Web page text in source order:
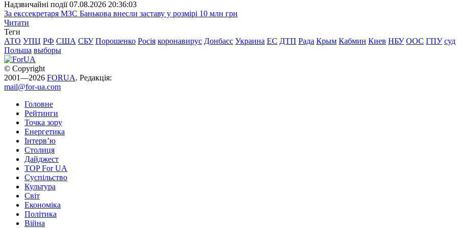
Надзвичайні події 07.08.2026 20:36:03
За екссекретаря МЗС Банькова внесли заставу у розмірі 10 млн грн
Читати
Теги
АТО УПЦ РФ США СБУ Порошенко Росія коронавирус Донбасс Украина ЕС ДТП Рада Крым Кабмин Киев НБУ ООС ГПУ суд
Польша выборы
© Copyright
2001—2026 FORUA. Редакція:
mail@for-ua.com
Головне
Рейтинги
Точка зору
Енергетика
Інтерв’ю
Столиця
Дайджест
TOP For UA
Суспiльство
Культура
Світ
Економіка
Політика
Війна